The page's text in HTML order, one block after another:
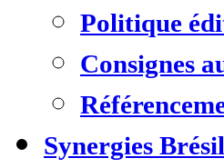
Politique
Consignes
Synergies Brésil